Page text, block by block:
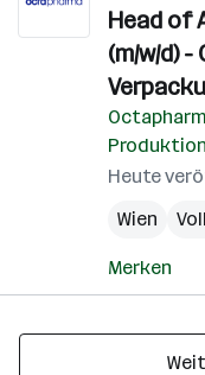
Head of
(m/w/d)
Heute
Wien
Merken